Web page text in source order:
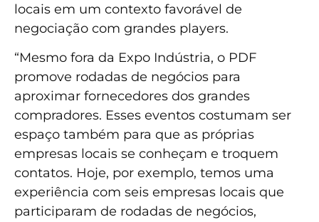
locais em um contexto favorável de
negociação com grandes players.
“Mesmo fora da Expo Indústria, o PDF
promove rodadas de negócios para
aproximar fornecedores dos grandes
compradores. Esses eventos costumam ser
espaço também para que as próprias
empresas locais se conheçam e troquem
contatos. Hoje, por exemplo, temos uma
experiência com seis empresas locais que
participaram de rodadas de negócios,